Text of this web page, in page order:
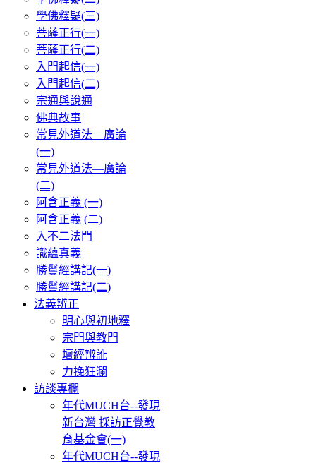
學佛釋疑(三)
菩薩正行(一)
菩薩正行(二)
入門起信(一)
入門起信(二)
宗通與說通
佛典故事
常見外道法—廣論
(一)
常見外道法—廣論
(二)
阿含正義 (一)
阿含正義 (二)
入不二法門
識蘊真義
勝鬘經講記(一)
勝鬘經講記(二)
法義辨正
明心與初地釋
宗門與教門
壇經辨訛
力挽狂瀾
訪談專欄
年代MUCH台--發現
新台灣 採訪正覺教
育基金會(一)
年代MUCH台--發現